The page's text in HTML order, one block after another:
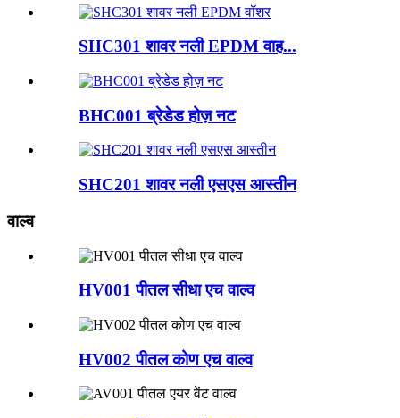
SHC301 शावर नली EPDM वाह...
BHC001 ब्रेडेड होज़ नट
SHC201 शावर नली एसएस आस्तीन
वाल्व
HV001 पीतल सीधा एच वाल्व
HV002 पीतल कोण एच वाल्व